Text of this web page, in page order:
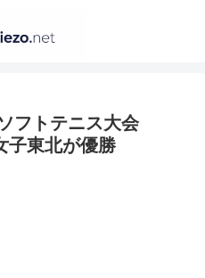
フトテニス大会
子東北が優勝